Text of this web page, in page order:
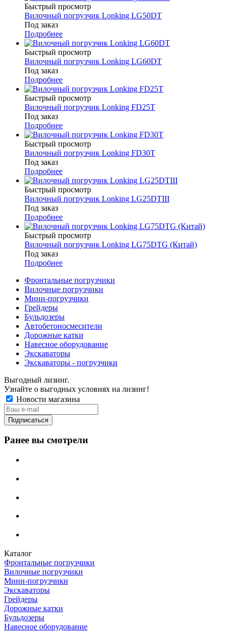
Быстрый просмотр
Вилочный погрузчик Lonking LG50DT
Под заказ
Подробнее
Быстрый просмотр
Вилочный погрузчик Lonking LG60DT
Под заказ
Подробнее
Быстрый просмотр
Вилочный погрузчик Lonking FD25T
Под заказ
Подробнее
Быстрый просмотр
Вилочный погрузчик Lonking FD30T
Под заказ
Подробнее
Быстрый просмотр
Вилочный погрузчик Lonking LG25DTIII
Под заказ
Подробнее
Быстрый просмотр
Вилочный погрузчик Lonking LG75DTG (Китай)
Под заказ
Подробнее
Фронтальные погрузчики
Вилочные погрузчики
Мини-погрузчики
Грейдеры
Бульдозеры
Автобетоносмесители
Дорожные катки
Навесное оборудование
Экскаваторы
Экскаваторы - погрузчики
Выгодный лизинг.
Узнайте о выгодных условиях на лизинг!
Новости магазина
Ранее вы смотрели
Каталог
Фронтальные погрузчики
Вилочные погрузчики
Мини-погрузчики
Экскаваторы
Грейдеры
Дорожные катки
Бульдозеры
Навесное оборудование